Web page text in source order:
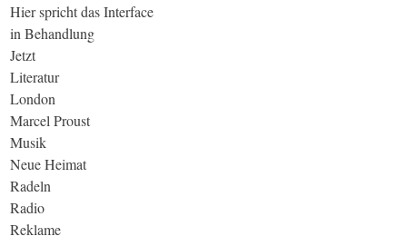
Hier spricht das Interface
in Behandlung
Jetzt
Literatur
London
Marcel Proust
Musik
Neue Heimat
Radeln
Radio
Reklame